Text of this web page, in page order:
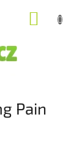
Pain